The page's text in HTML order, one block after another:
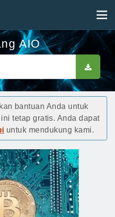
AIO
bantuan Anda untuk
tetap gratis. Anda dapat
untuk mendukung kami.